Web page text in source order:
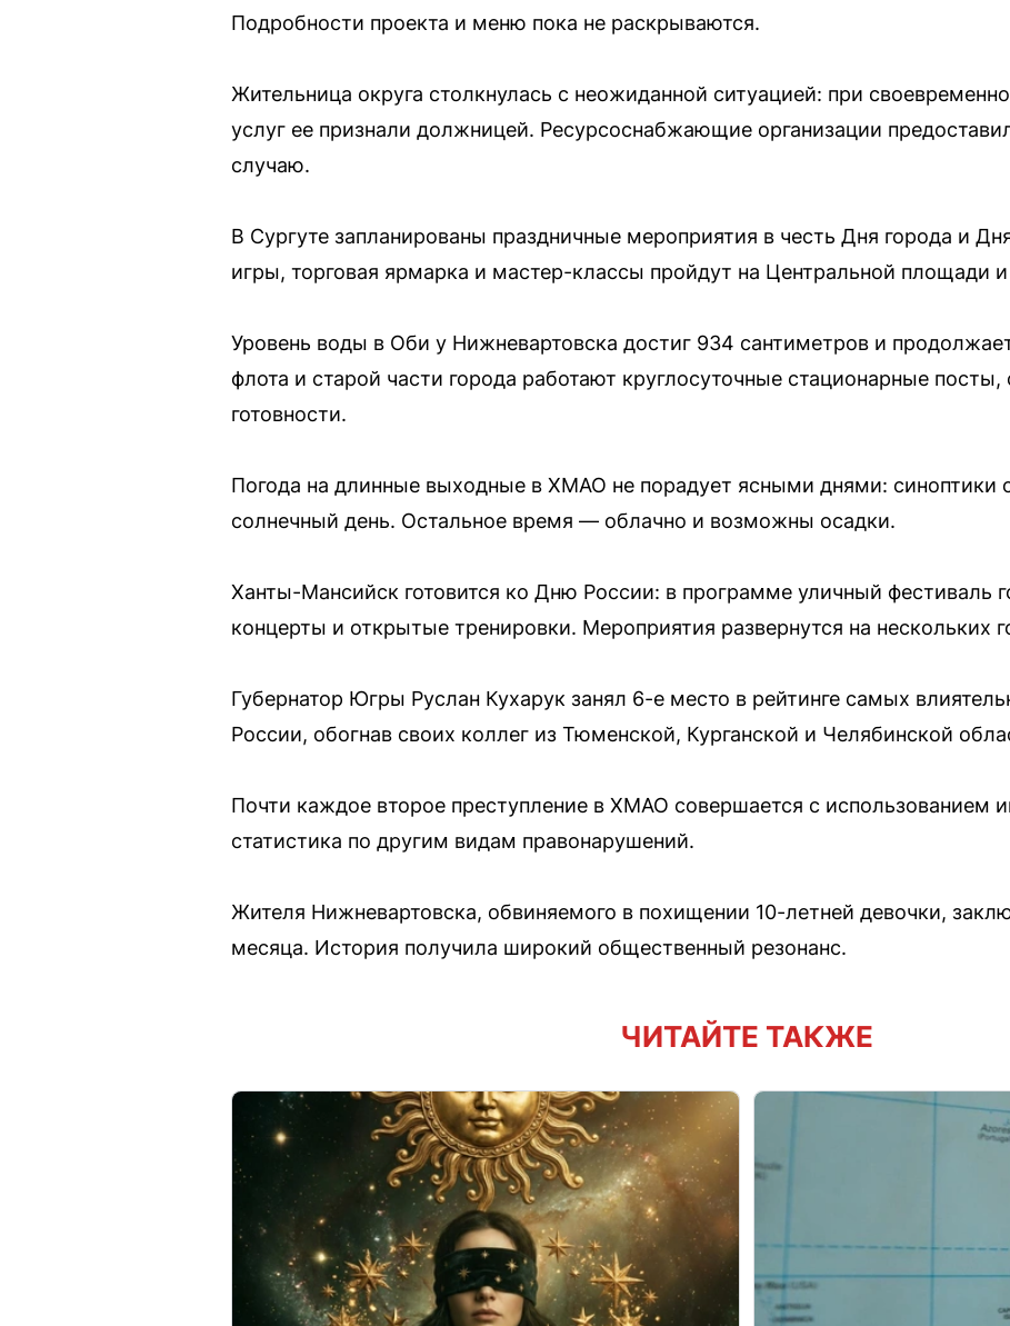
Подробности проекта и меню пока не раскрываются.
Жительница округа столкнулась с неожиданной ситуацией: при
услуг ее признали должницей. Ресурсоснабжающие организации
случаю.
В Сургуте запланированы праздничные мероприятия в честь Дня города и
игры, торговая ярмарка и мастер-классы пройдут на Центральной площади
Уровень воды в Оби у Нижневартовска достиг 934 сантиметров и
флота и старой части города работают круглосуточные стационарные посты,
готовности.
Погода на длинные выходные в ХМАО не порадует ясными днями:
солнечный день. Остальное время — облачно и возможны осадки.
Ханты-Мансийск готовится ко Дню России: в программе уличный фестиваль
концерты и открытые тренировки. Мероприятия развернутся на нескольких
Губернатор Югры Руслан Кухарук занял 6-е место в рейтинге самых
России, обогнав своих коллег из Тюменской, Курганской и Челябинской
Почти каждое второе преступление в ХМАО совершается с использованием
статистика по другим видам правонарушений.
Жителя Нижневартовска, обвиняемого в похищении 10-летней девочки,
месяца. История получила широкий общественный резонанс.
ЧИТАЙТЕ ТАКЖЕ